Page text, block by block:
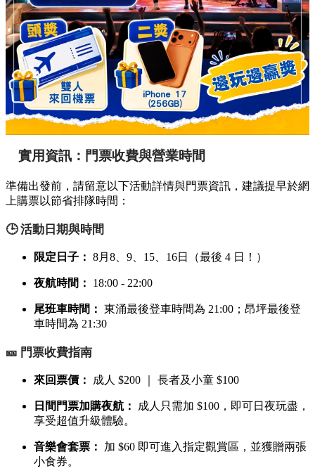
實用資訊：門票收費與營業時間
準備出發前，請留意以下活動詳情與門票資訊，建議提早於網
上購票以節省排隊時間：
🕒 活動日期與時間
限定日子： 8月8、9、15、16日（最後 4 日！）
夜航時間： 18:00 - 22:00
尾班車時間： 東涌最後登車時間為 21:00；昂坪最後登
車時間為 21:30
🎫 門票收費指南
來回票價： 成人 $200 ｜ 長者及小童 $100
日間門票加購夜航：
成人只需加 $100，即可日夜玩盡，
享受超值升級體驗。
音樂會套票：
加 $60 即可進入指定觀賞區，並獲贈兩張
小食券。